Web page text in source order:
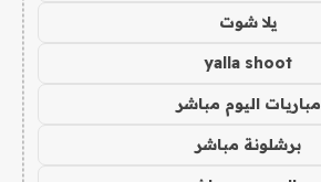
يلا شوت
yalla shoot
مباريات اليوم مباشر
برشلونة مباشر